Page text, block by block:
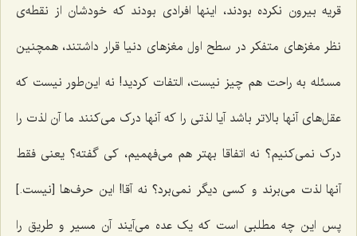
قریه بیرون نکرده بودند، اینها افرادی بودند که خودشان از نقطه‌ی
نظر مغزهای متفکر در سطح اول مغزهای دنیا قرار داشتند، همچنین
مسئله به راحت هم چیز نیست، التفات کردید! نه این‌طور نیست که
عقل‌های آنها بالاتر باشد آیا لذتی را که آنها درک می‌کنند ما آن لذت را
درک نمی‌کنیم؟ نه اتفاقا بهتر هم می‌فهمیم، کی گفته؟ یعنی فقط
آنها لذت می‌برند و کسی دیگر نمی‌برد؟ نه آقا! این حرف‌ها [نیست.]
پس این چه مطلبی است که یک عده می‌آیند آن مسیر و طریق را